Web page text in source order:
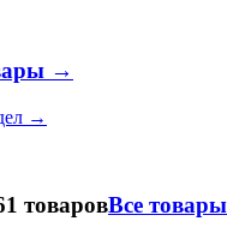
→
→
товаровВсе